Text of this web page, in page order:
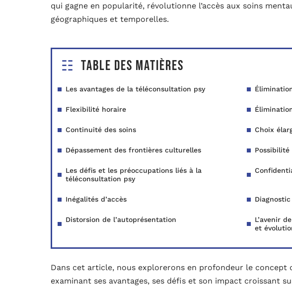
qui gagne en popularité, révolutionne l’accès aux soins
géographiques et temporelles.
Table des matières
Les avantages de la téléconsultation psy
Flexibilité horaire
Continuité des soins Choix
Dépassement des frontières culturelles
Les défis et les préoccupations liés à la
téléconsultation psy
Inégalités d’accès
Distorsion de l’autoprésentation
L’avenir
et
Dans cet article, nous explorerons en profondeur le concept
examinant ses avantages, ses défis et son impact croissant